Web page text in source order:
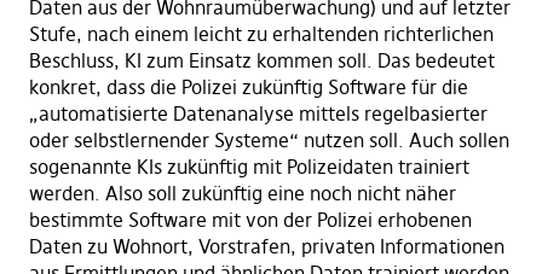
Daten aus der Wohnraumüberwachung) und auf letzter
Stufe, nach einem leicht zu erhaltenden richterlichen
Beschluss, KI zum Einsatz kommen soll. Das bedeutet
konkret, dass die Polizei zukünftig Software für die
„automatisierte Datenanalyse mittels regelbasierter
oder selbstlernender Systeme“ nutzen soll. Auch sollen
sogenannte KIs zukünftig mit Polizeidaten trainiert
werden. Also soll zukünftig eine noch nicht näher
bestimmte Software mit von der Polizei erhobenen
Daten zu Wohnort, Vorstrafen, privaten Informationen